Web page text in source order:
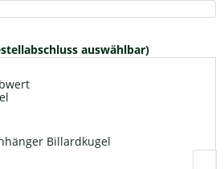
auswählbar)